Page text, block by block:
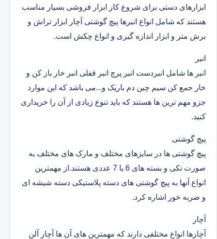
ابزارهای دستی برای شروع کار ابزار فروشی بسیار مناسب
هستند که شامل انواع انبرها پیچ گوشتی آچار ابزار تراش و
برش متر و ابزار اندازه گیری و انواع چکش است.
انبر
انبر ها شامل انبردست انبر پرچ انبر قفلی انبر خار باز کن و
خار جمع کن سیم چین دم باریک و...می باشد که این موارد
جزو مهم ترین ها هستند که باید تنوع زیادی از آن را خریداری
کنید.
پیچ گوشتی
پیچ گوشتی ها در سایزهای مختلف و مارک های مختلف به
صورت تکی و بسته های 6 یا 7 عددی هستند.از مهمترین
انواع آنها به پیچ گوشتی های دسته پلاستیکی دسته شیشه ای
و ضربه خور اشاره کرد.
آچار
آچارها انواع مختلفی دارند که مهمترین های آن ها آچار آلن